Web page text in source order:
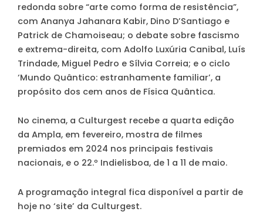
redonda sobre “arte como forma de resistência”,
com Ananya Jahanara Kabir, Dino D’Santiago e
Patrick de Chamoiseau; o debate sobre fascismo
e extrema-direita, com Adolfo Luxúria Canibal, Luís
Trindade, Miguel Pedro e Sílvia Correia; e o ciclo
‘Mundo Quântico: estranhamente familiar’, a
propósito dos cem anos de Física Quântica.
No cinema, a Culturgest recebe a quarta edição
da Ampla, em fevereiro, mostra de filmes
premiados em 2024 nos principais festivais
nacionais, e o 22.º Indielisboa, de 1 a 11 de maio.
A programação integral fica disponível a partir de
hoje no ‘site’ da Culturgest.